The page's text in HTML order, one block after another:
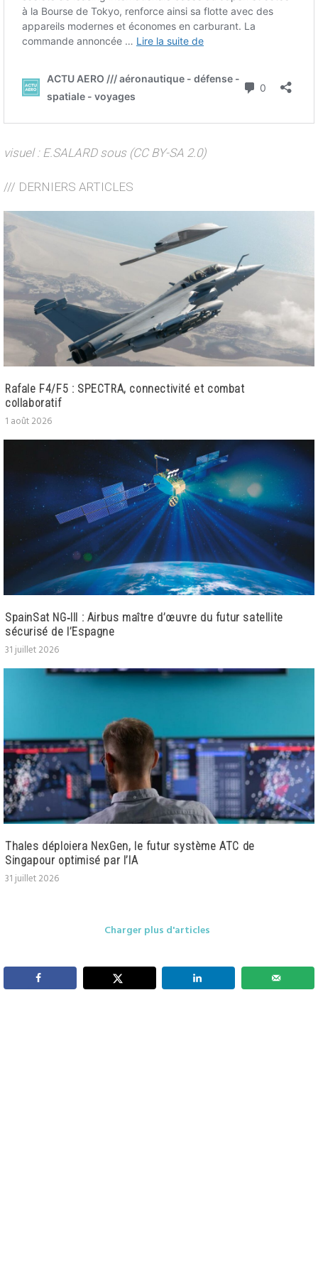
visuel : E.SALARD sous (CC BY-SA 2.0)
/// DERNIERS ARTICLES
Rafale F4/F5 : SPECTRA, connectivité et combat
collaboratif
1 août 2026
SpainSat NG‑III : Airbus maître d’œuvre du futur satellite
sécurisé de l’Espagne
31 juillet 2026
Thales déploiera NexGen, le futur système ATC de
Singapour optimisé par l’IA
31 juillet 2026
Charger plus d'articles